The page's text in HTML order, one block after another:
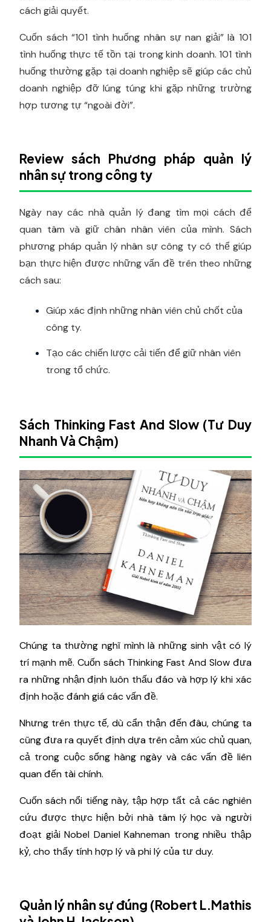
cách giải quyết.
Cuốn sách “101 tình huống nhân sự nan giải” là 101
tình huống thực tế tồn tại trong kinh doanh. 101 tình
huống thường gặp tại doanh nghiệp sẽ giúp các chủ
doanh nghiệp đỡ lúng túng khi gặp những trường
hợp tương tự “ngoài đời”.
Review sách Phương pháp quản lý
nhân sự trong công ty
Ngày nay các nhà quản lý đang tìm mọi cách để
quan tâm và giữ chân nhân viên của mình. Sách
phương pháp quản lý nhân sự công ty có thể giúp
bạn thực hiện được những vấn đề trên theo những
cách sau:
Giúp xác định những nhân viên chủ chốt của
công ty.
Tạo các chiến lược cải tiến để giữ nhân viên
trong tổ chức.
Sách Thinking Fast And Slow (Tư Duy
Nhanh Và Chậm)
Chúng ta thường nghĩ mình là những sinh vật có lý
trí mạnh mẽ. Cuốn sách Thinking Fast And Slow đưa
ra những nhận định luôn thấu đáo và hợp lý khi xác
định hoặc đánh giá các vấn đề.
Nhưng trên thực tế, dù cẩn thận đến đâu, chúng ta
cũng đưa ra quyết định dựa trên cảm xúc chủ quan,
cả trong cuộc sống hàng ngày và các vấn đề liên
quan đến tài chính.
Cuốn sách nổi tiếng này, tập hợp tất cả các nghiên
cứu được thực hiện bởi nhà tâm lý học và người
đoạt giải Nobel Daniel Kahneman trong nhiều thập
kỷ, cho thấy tính hợp lý và phi lý của tư duy.
Quản lý nhân sự đúng (Robert L.Mathis